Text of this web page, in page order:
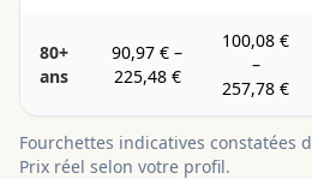
80+
ans
90,97 € –
225,48 €
100,08 €
–
257,78 €
Fourchettes indicatives constatées
Prix réel selon votre profil.